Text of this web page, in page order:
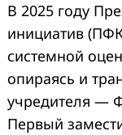
В 2025 году
инициатив
системной
опираясь и
учредителя —
Первый